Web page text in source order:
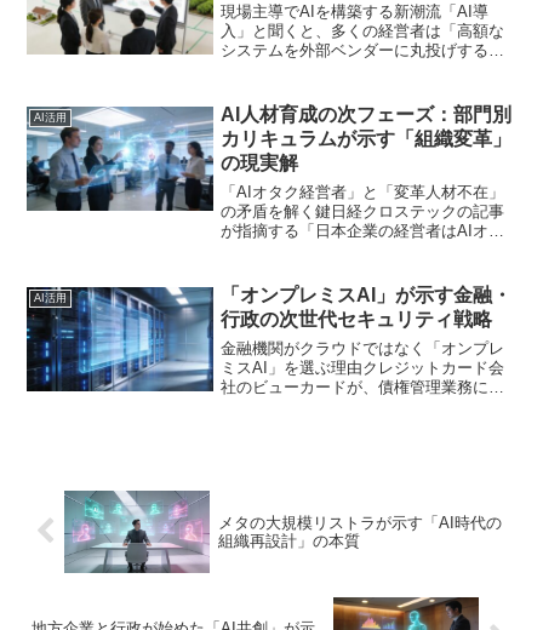
現場主導でAIを構築する新潮流「AI導
入」と聞くと、多くの経営者は「高額な
システムを外部ベンダーに丸投げするも
く変わりつつあります。九州日立システ
ムズが「テックキャンプ...
AI活用
AI人材育成の次フェーズ：部門別
カリキュラムが示す「組織変革」
の現実解
「AIオタク経営者」と「変革人材不在」
の矛盾を解く鍵日経クロステックの記事
が指摘する「日本企業の経営者はAIオタ
者の実感ではないでしょうか。生成AIの
可能性に熱狂する一...
AI活用
「オンプレミスAI」が示す金融・
行政の次世代セキュリティ戦略
金融機関がクラウドではなく「オンプレ
ミスAI」を選ぶ理由クレジットカード会
社のビューカードが、債権管理業務に生
メタの大規模リストラが示す「AI時代の
組織再設計」の本質